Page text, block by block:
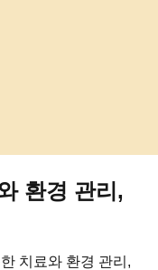
환경 관리,
치료와 환경 관리,